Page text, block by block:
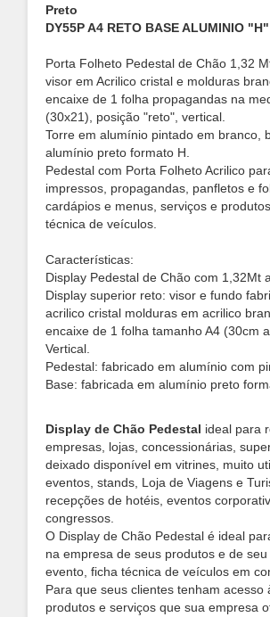
Preto
DY55P A4 RETO BASE ALUMINIO
Porta Folheto Pedestal de Chão 1,32
visor em Acrilico cristal e molduras
encaixe de 1 folha propagandas na
(30x21), posição "reto", vertical.
Torre em alumínio pintado em branco,
alumínio preto formato H.
Pedestal com Porta Folheto Acrilico
impressos, propagandas, panfletos e
cardápios e menus, serviços e
técnica de veículos.
Características:
Display Pedestal de Chão com 1,32Mt
Display superior reto: visor e fundo
acrilico cristal molduras em acrilico
encaixe de 1 folha tamanho A4 (30cm
Vertical.
Pedestal: fabricado em alumínio com
Base: fabricada em alumínio preto
Display de Chão Pedestal ideal para
empresas, lojas, concessionárias,
deixado disponível em vitrines, muito
eventos, stands, Loja de Viagens e
recepções de hotéis, eventos
congressos.
O Display de Chão Pedestal é ideal
na empresa de seus produtos e de
evento, ficha técnica de veículos em
Para que seus clientes tenham acesso
produtos e serviços que sua empresa